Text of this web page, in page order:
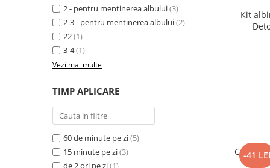
2 - pentru mentinerea albului(3)
2-3 - pentru mentinerea albului(2)
22(1)
3-4(1)
Vezi mai multe
TIMP APLICARE
60 de minute pe zi(5)
15 minute pe zi(3)
de 2 ori pe zi(1)
Kit
-41 LEI
Crest